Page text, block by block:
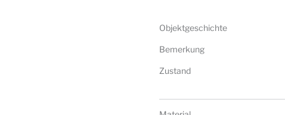
Objektgeschichte
Bemerkung
Zustand